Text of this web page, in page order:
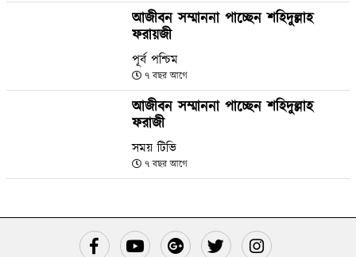
আজীবন সম্মাননা পাচ্ছেন শহিদুল্লাহ
ফরায়জী
পূর্ব পশ্চিম
৭ বছর আগে
আজীবন সম্মাননা পাচ্ছেন শহিদুল্লাহ
ফরাজী
সময় টিভি
৭ বছর আগে